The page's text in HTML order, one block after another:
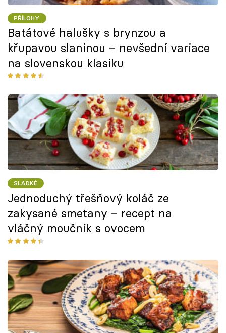
PŘÍLOHY
Batátové halušky s brynzou a
křupavou slaninou – nevšední variace
na slovenskou klasiku
SLADKÉ
Jednoduchý třešňový koláč ze
zakysané smetany – recept na
vláčný moučník s ovocem